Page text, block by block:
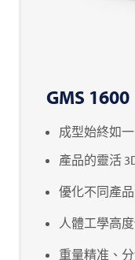
GMS 1600
成型始終如一
產品的靈活
優化不同產
人體工學高
重量精准、